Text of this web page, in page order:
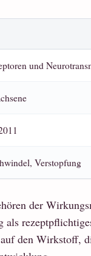
und
Verstopfung
der
den Wirkstoff,